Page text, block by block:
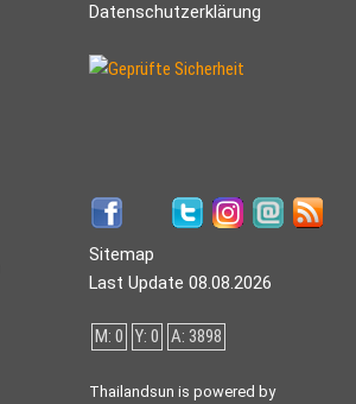
Datenschutzerklärung
Sitemap
Last Update 08.08.2026
M: 0 Y: 0 A: 3898
Thailandsun is powered by